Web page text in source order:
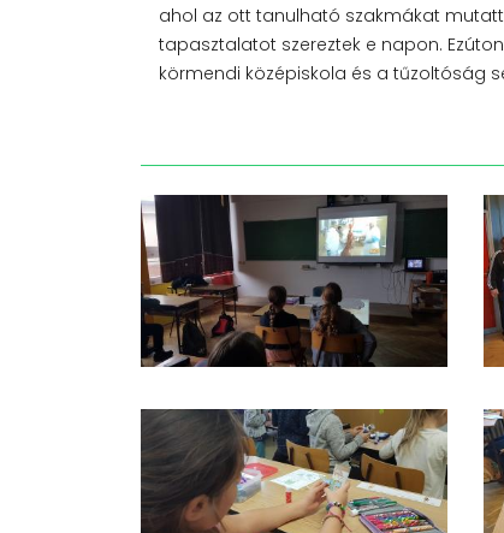
ahol az ott tanulható szakmákat
tapasztalatot szereztek e napon.
körmendi középiskola és a tűzoltóság